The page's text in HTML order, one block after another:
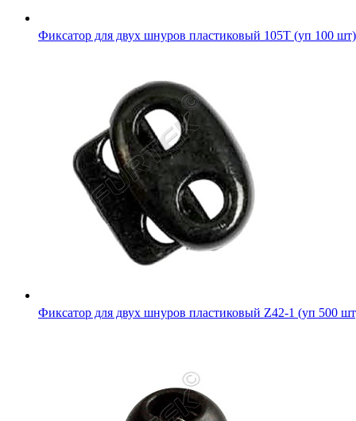
Фиксатор для двух шнуров пластиковый 105Т (уп 100 шт)
Фиксатор для двух шнуров пластиковый Z42-1 (уп 500